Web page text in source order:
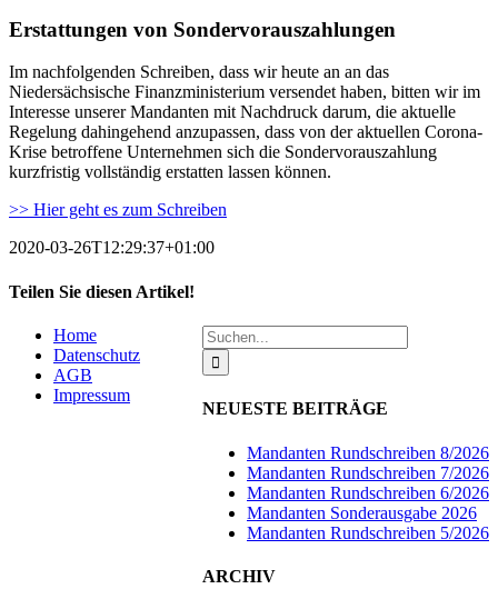
Bild
Erstattungen von Sondervorauszahlungen
Im nachfolgenden Schreiben, dass wir heute an an das
Niedersächsische Finanzministerium versendet haben, bitten wir im
Interesse unserer Mandanten mit Nachdruck darum, die aktuelle
Regelung dahin­gehend anzupassen, dass von der aktuellen Corona-
Krise betroffene Unternehmen sich die Sonder­vorauszahlung
kurzfristig vollständig erstatten lassen können.
>> Hier geht es zum Schreiben
2020-03-26T12:29:37+01:00
Teilen Sie diesen Artikel!
Facebook
Suche
nach:
NEUESTE BEITRÄGE
Mandanten Rundschreiben 8/2026
Mandanten Rundschreiben 7/2026
Mandanten Rundschreiben 6/2026
Mandanten Sonderausgabe 2026
Mandanten Rundschreiben 5/2026
ARCHIV
Home
Datenschutz
AGB
Impressum